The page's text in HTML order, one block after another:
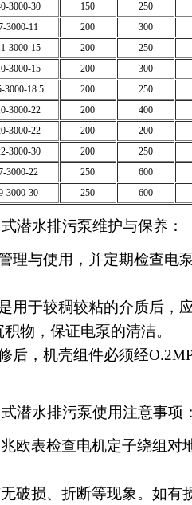
3000-30 150
250
3000-11 200
300
3000-15 200
250
3000-15 200
300
3000-18.5 200
250
3000-22 200
400
3000-22 200
200
3000-30 200
250
3000-22 250
600
3000-30 250 600
潜水排污泵维护与保养：
理与使用，并定期检查电
用于较稠较粘的介质后，
物，保证电泵的清洁。
后，机壳组件必须经
潜水排污泵使用注意事项
表检查电机定子绕组对
损、折断等现象。如有